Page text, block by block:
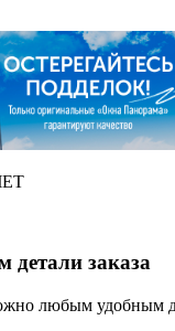
детали заказа
любым удобным